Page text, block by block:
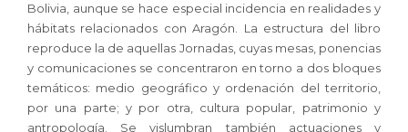
Bolivia, aunque se hace especial incidencia en realidades y
hábitats relacionados con Aragón. La estructura del libro
reproduce la de aquellas Jornadas, cuyas mesas, ponencias
y comunicaciones se concentraron en torno a dos bloques
temáticos: medio geográfico y ordenación del territorio,
por una parte; y por otra, cultura popular, patrimonio y
antropología. Se vislumbran también actuaciones y